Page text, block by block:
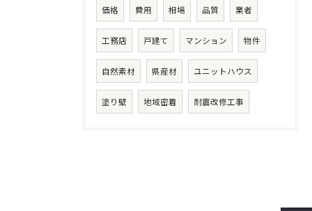
価格 費用 相場 品質 業者
工務店 戸建て マンション 物件
自然素材 県産材 ユニットハウス
塗り壁 地域密着 耐震改修工事